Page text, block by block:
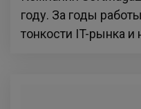
году. За годы
тонкости IT-рынка и